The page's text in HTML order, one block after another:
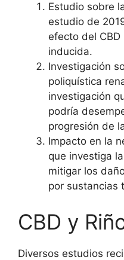
Estudio sobre
estudio de
efecto del
inducida.
Investigación
poliquística
investigación
podría
progresión de
Impacto en la
que investiga
mitigar los
por sustancias
CBD y
Diversos estudios